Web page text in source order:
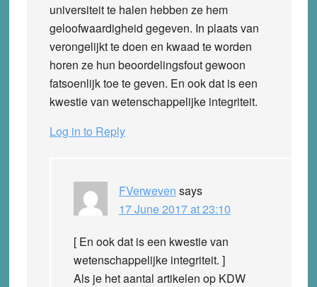
universiteit te halen hebben ze hem
geloofwaardigheid gegeven. In plaats van
verongelijkt te doen en kwaad te worden
horen ze hun beoordelingsfout gewoon
fatsoenlijk toe te geven. En ook dat is een
kwestie van wetenschappelijke integriteit.
Log in to Reply
FVerweven says
17 June 2017 at 23:10
[ En ook dat is een kwestie van
wetenschappelijke integriteit. ]
Als je het aantal artikelen op KDW